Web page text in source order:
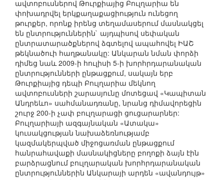
ավտոբուսներով Թուրքիայից Բուլղարիա են
փոխադրվել երկքաղաքացիություն ունեցող
թուրքեր, որոնք իրենց տեղամասերում մասնակցել
են ընտրություններին` այդպիսով սեփական
ընտրատարածքներով ձգտելով ապահովել ԻԱՇ
թեկնածուի հաղթանակը: Անկարան նման փորձի
դիմեց նաև 2009-ի հուլիսի 5-ի խորհրդարանական
ընտրությունների ընթացքում, սակայն երբ
Թուրքիայից դեպի Բուլղարիա մեկնող
ավտոբուսների շարասյունը մոտեցավ «Կապիտան
Անդրեևո» սահմանադռանը, նրանց դիմավորեցին
շուրջ 200-ի չափ բուլղարացի ցուցարարներ:
Բուլղարիայի ազգայնական «Ատակա»
կուսակցության նախաձեռնությամբ
կազմակերպված միջոցառման ընթացքում
հանրահավաքի մասնակիցները բողոքի ձայն էին
բարձրացնում բուլղարական խորհրդարանական
ընտրություններին Անկարայի արդեն «ավանդույթ»